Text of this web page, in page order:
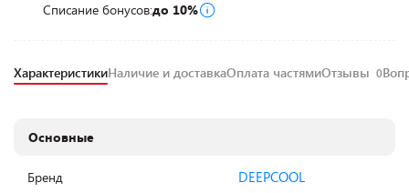
Списание бонусов:до 10%
ХарактеристикиНаличие и доставкаОплата частямиОтзывы 0
Основные
Бренд DEEPCOOL